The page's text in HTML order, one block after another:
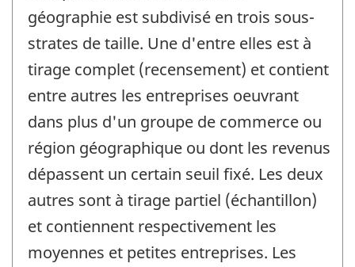
géographie est subdivisé en trois sous-
strates de taille. Une d'entre elles est à
tirage complet (recensement) et contient
entre autres les entreprises oeuvrant
dans plus d'un groupe de commerce ou
région géographique ou dont les revenus
dépassent un certain seuil fixé. Les deux
autres sont à tirage partiel (échantillon)
et contiennent respectivement les
moyennes et petites entreprises. Les